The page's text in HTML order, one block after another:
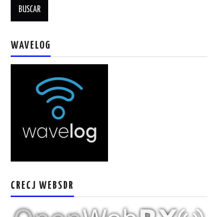
WAVELOG
MUMLA APP ( MUY FÁCIL )
WAVELOG
CRECJ WEBSDR